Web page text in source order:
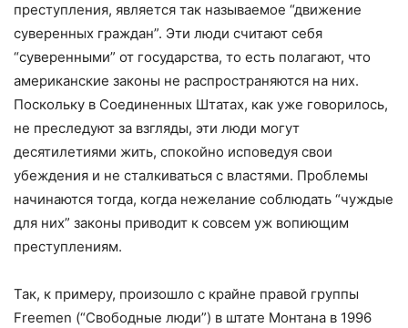
преступления, является так называемое “движение
суверенных граждан”. Эти люди считают себя
“суверенными” от государства, то есть полагают, что
американские законы не распространяются на них.
Поскольку в Соединенных Штатах, как уже говорилось,
не преследуют за взгляды, эти люди могут
десятилетиями жить, спокойно исповедуя свои
убеждения и не сталкиваться с властями. Проблемы
начинаются тогда, когда нежелание соблюдать “чуждые
для них” законы приводит к совсем уж вопиющим
преступлениям.
Так, к примеру, произошло с крайне правой группы
Freemen (“Свободные люди”) в штате Монтана в 1996